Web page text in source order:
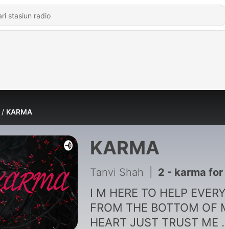
KARMA
KARMA
Tanvi Shah 2 - karma for death n life..
I M HERE TO HELP
FROM THE BOTTOM OF
HEART JUST TRUST ME